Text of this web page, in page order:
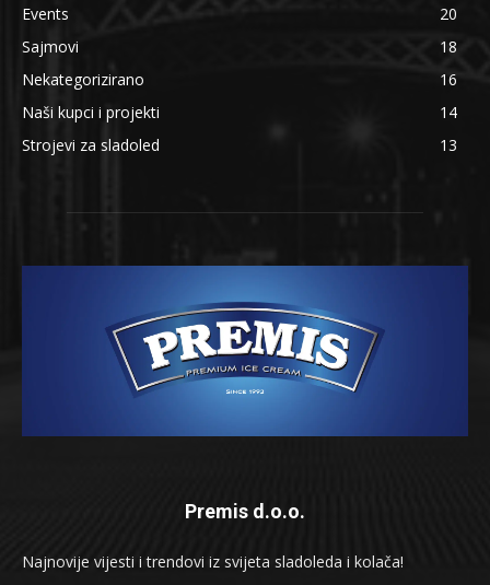
Events
20
Sajmovi
18
Nekategorizirano
16
Naši kupci i projekti
14
Strojevi za sladoled
13
Premis d.o.o.
Najnovije vijesti i trendovi iz svijeta sladoleda i kolača!